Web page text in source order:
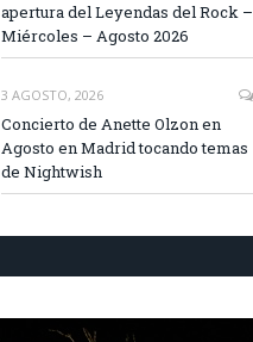
apertura del Leyendas del Rock –
Miércoles – Agosto 2026
3 AGOSTO, 2026
Concierto de Anette Olzon en
Agosto en Madrid tocando temas
de Nightwish